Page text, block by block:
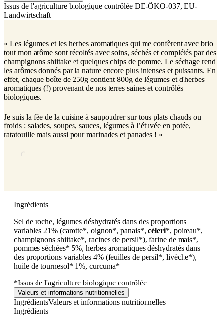
Issus de l'agriculture biologique contrôlée DE-ÖKO-037, EU-
Landwirtschaft
« Les légumes et les herbes aromatiques qui me confèrent avec brio
tout mon arôme sont récoltés avec soins, séchés et complétés par des
champignons shiitake et quelques chips de pomme. Le séchage rend
les arômes donnés par la nature encore plus intenses et puissants. En
effet, chaque boîte de 250g contient 800g de légumes et d'herbes
aromatiques (!) provenant de nos terres saines et contrôlés
biologiques.
Je suis la fée de la cuisine à saupoudrer sur tous plats chauds ou
froids : salades, soupes, sauces, légumes à l’étuvée en potée,
ratatouille mais aussi pour marinades et panades ! »
Ingrédients
Sel de roche, légumes déshydratés dans des proportions
variables 21% (carotte*, oignon*, panais*, céleri*, poireau*,
champignons shiitake*, racines de persil*), farine de mais*,
pommes séchées* 5%, herbes aromatiques déshydratés dans
des proportions variables 4% (feuilles de persil*, livèche*),
huile de tournesol* 1%, curcuma*
*Issus de l'agriculture biologique contrôlée
Valeurs et informations nutritionnelles
IngrédientsValeurs et informations nutritionnelles
Ingrédients